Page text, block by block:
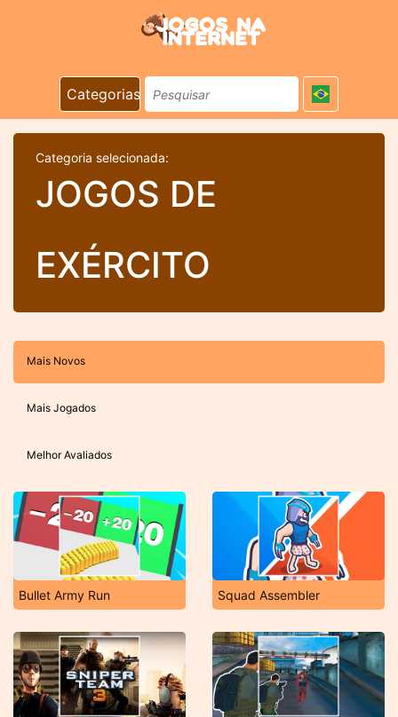
Categorias
Categoria selecionada:
JOGOS DE
EXÉRCITO
Mais Novos
Mais Jogados
Melhor Avaliados
Bullet Army Run Squad Assembler